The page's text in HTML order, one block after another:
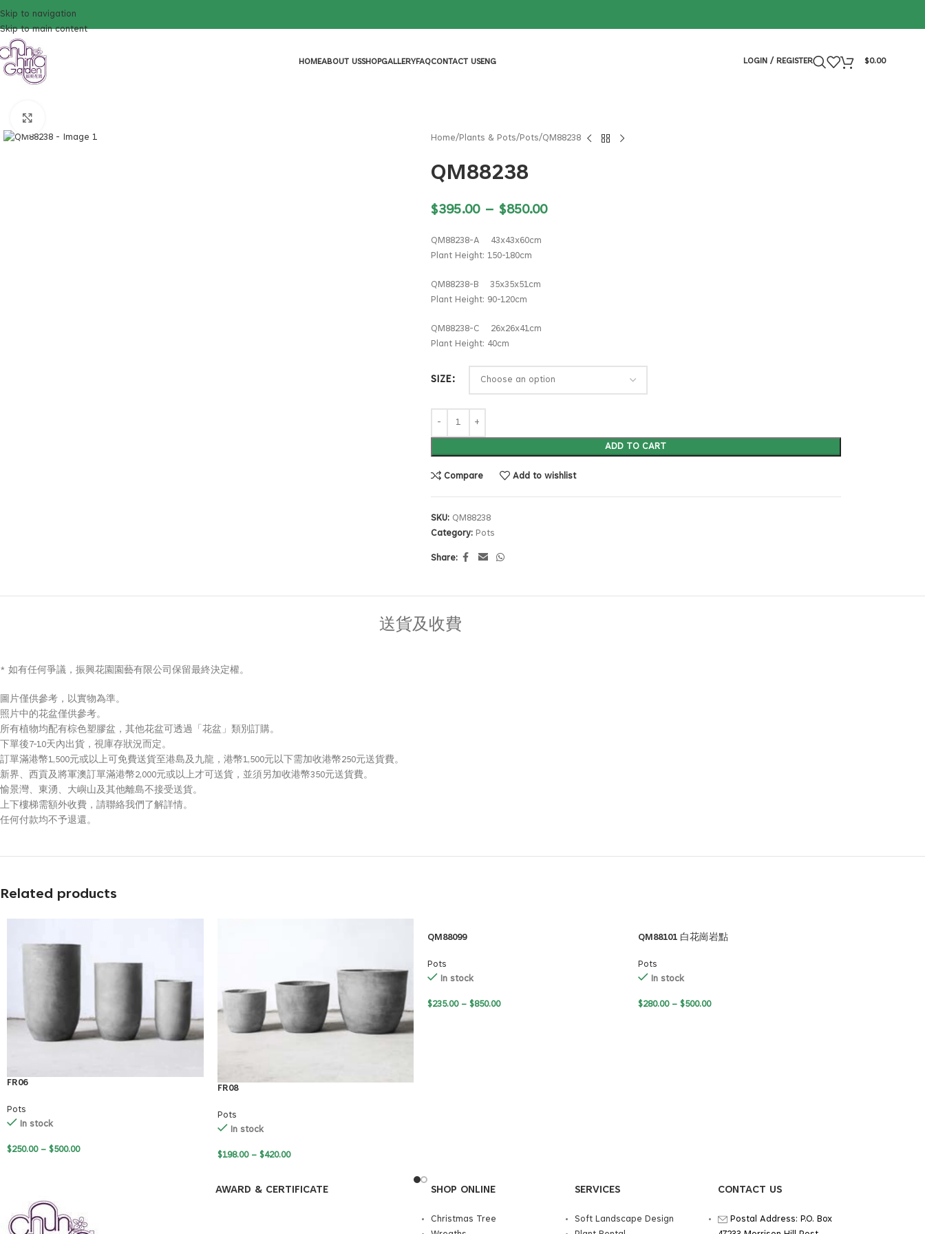
Skip to navigation
Skip to main content
HOMEABOUT USSHOPGALLERYFAQCONTACT USENG LOGIN / REGISTER $0.00
Home Plants & Pots Pots QM88238
QM88238
$395.00 – $850.00
QM88238-A 43x43x60cm
Plant Height: 150-180cm
QM88238-B 35x35x51cm
Plant Height: 90-120cm
QM88238-C 26x26x41cm
Plant Height: 40cm
SIZE
ADD TO CART
Compare Add to wishlist
SKU: QM88238
Category: Pots
Share:
送貨及收費
* 如有任何爭議，振興花園園藝有限公司保留最終決定權。
圖片僅供參考，以實物為準。
照片中的花盆僅供參考。
所有植物均配有棕色塑膠盆，其他花盆可透過「花盆」類別訂購。
下單後7-10天內出貨，視庫存狀況而定。
訂單滿港幣1,500元或以上可免費送貨至港島及九龍，港幣1,500元以下需加收港幣250元送貨費。
新界、西貢及將軍澳訂單滿港幣2,000元或以上才可送貨，並須另加收港幣350元送貨費。
愉景灣、東湧、大嶼山及其他離島不接受送貨。
上下樓梯需額外收費，請聯絡我們了解詳情。
任何付款均不予退還。
Related products
FR06
Pots
In stock
$250.00 – $500.00
FR08
Pots
In stock
$198.00 – $420.00
QM88099
Pots
In stock
$235.00 – $850.00
QM88101 白花崗岩點
Pots
In stock
$280.00 – $500.00
AWARD & CERTIFICATE SHOP ONLINE
Christmas Tree
SERVICES
Soft Landscape Design
CONTACT US
Postal Address: P.O. Box